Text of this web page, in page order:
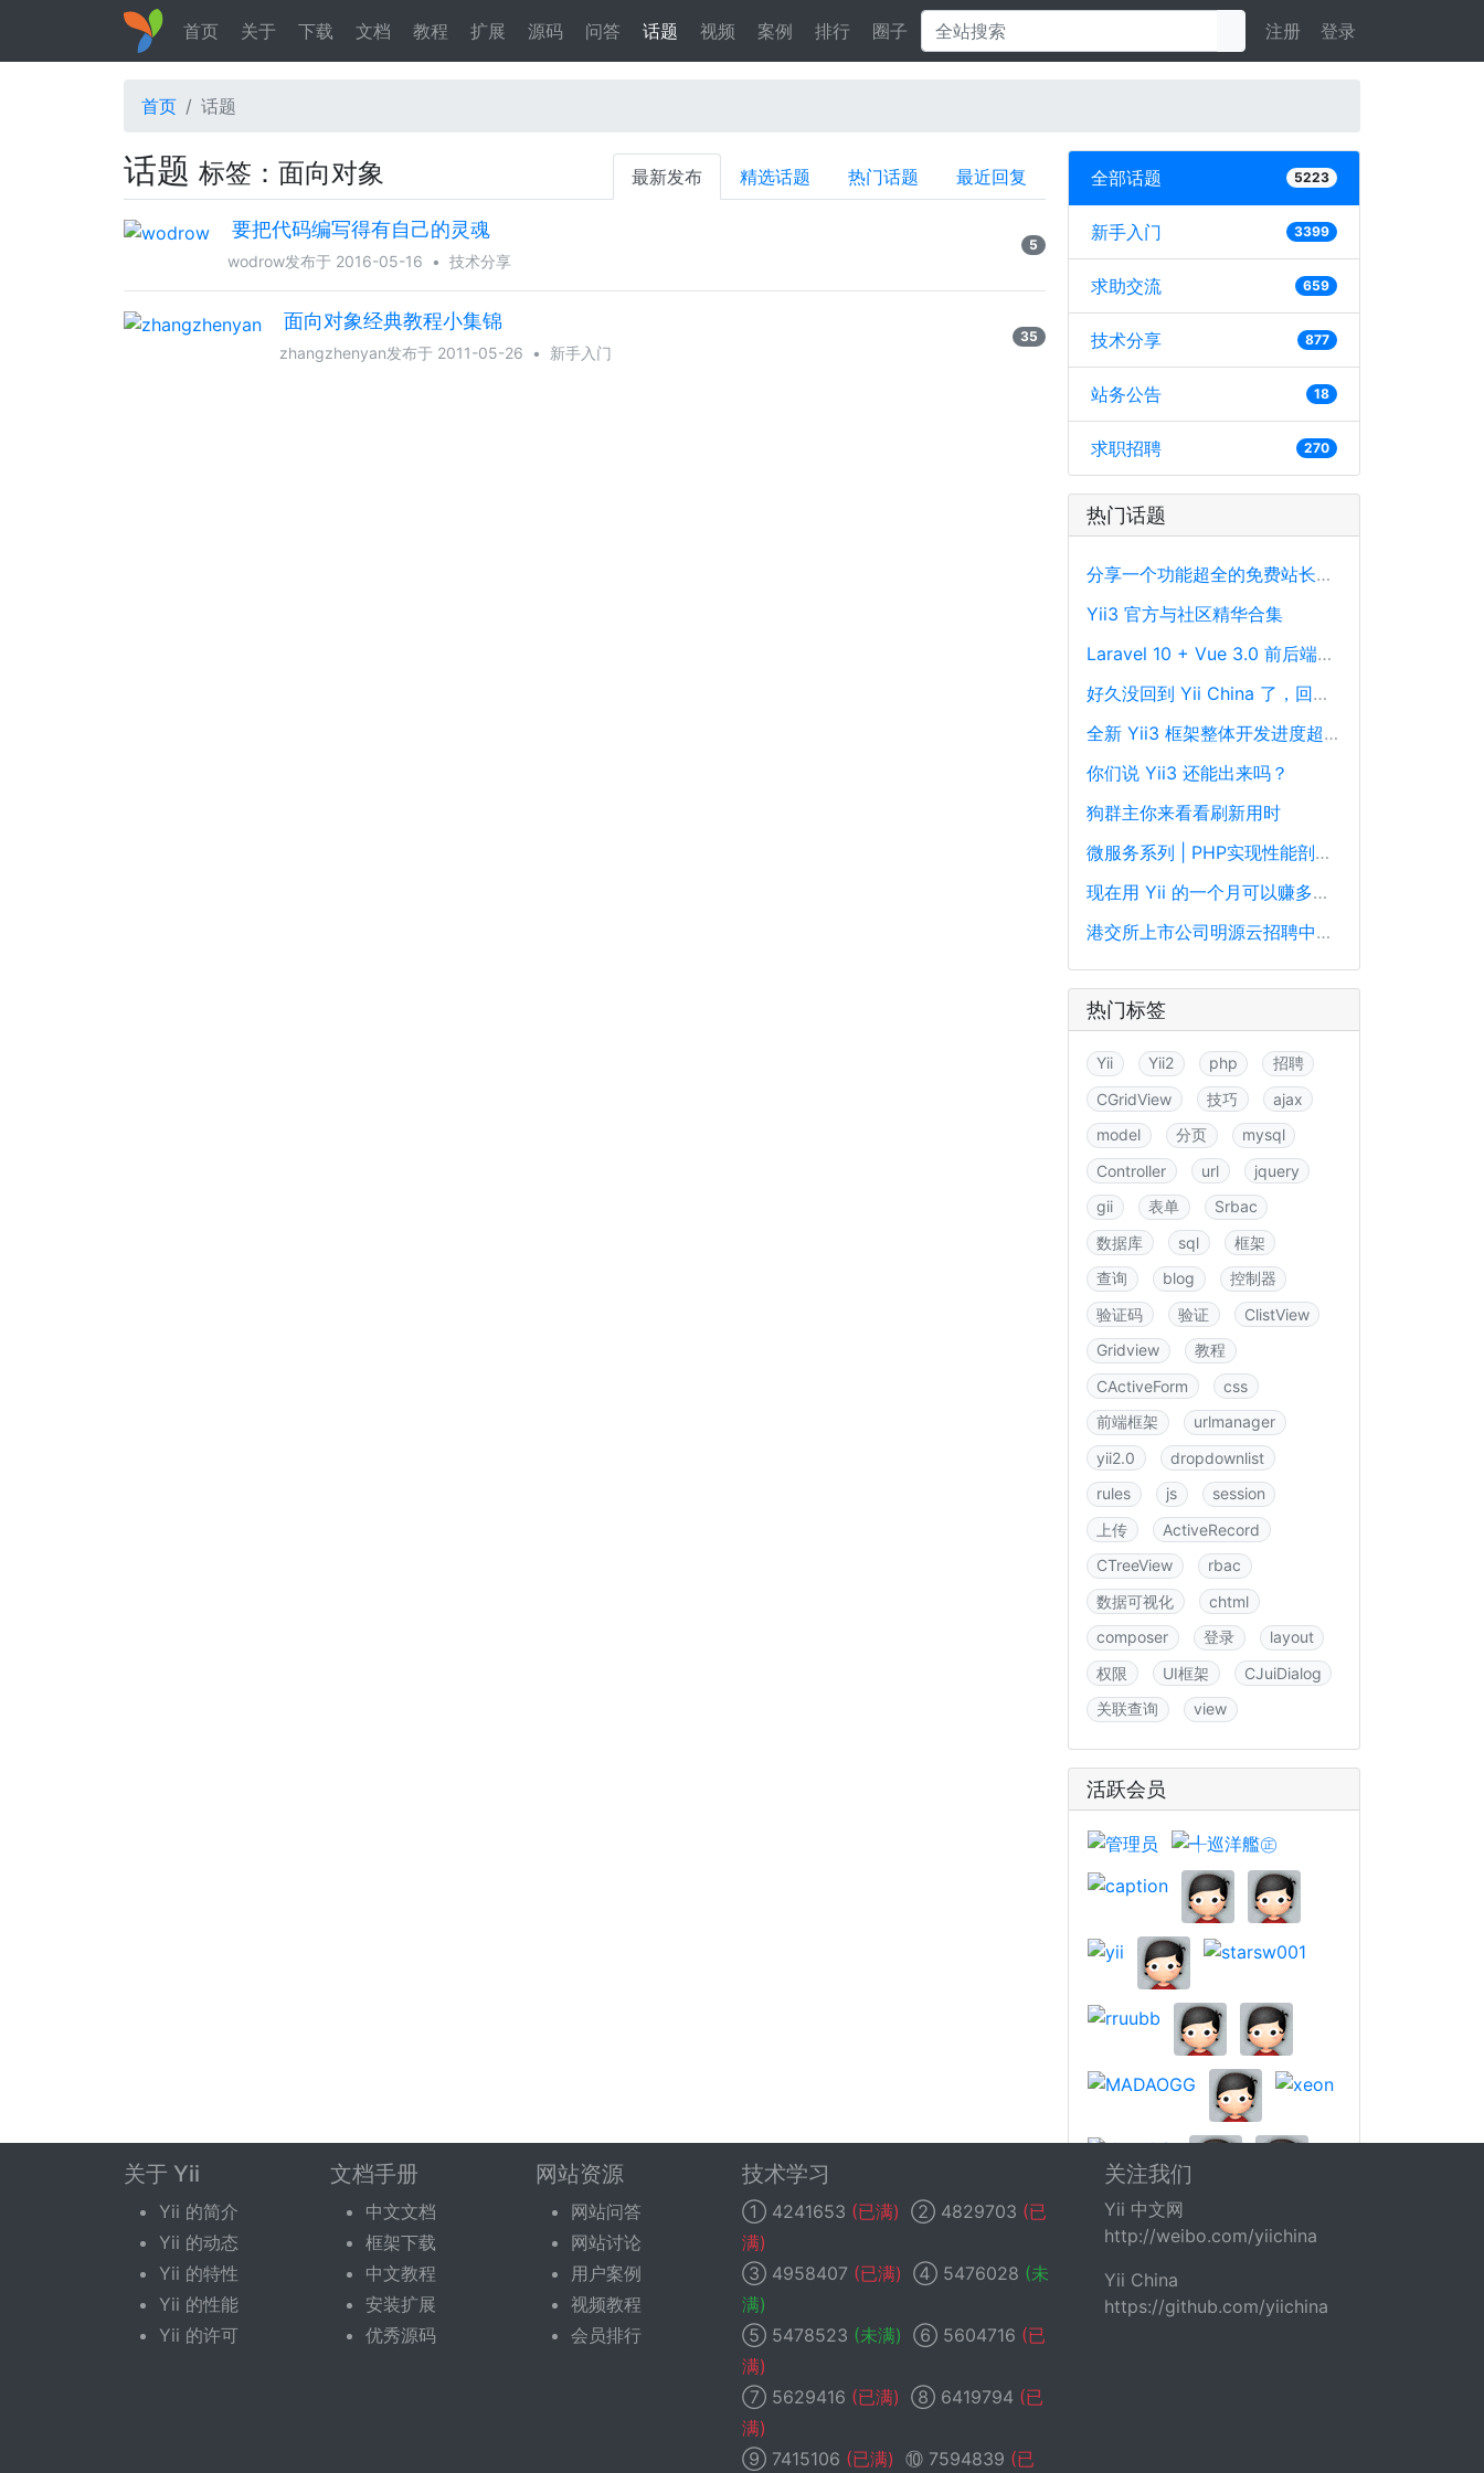
首页 关于 下载 文档 教程 扩展 源码 问答 话题 视频 案例 排行 圈子 注册 登录
首页 话题
话题 标签：面向对象 最新发布 精选话题 热门话题 最近回复
要把代码编写得有自己的灵魂
wodrow发布于 2016-05-16 • 技术分享
5
面向对象经典教程小集锦
zhangzhenyan发布于 2011-05-26 • 新手入门
35
全部话题 5223
新手入门 3399
求助交流 659
技术分享 877
站务公告 18
求职招聘 270
热门话题
分享一个功能超全的免费站长工具平台
Yii3 官方与社区精华合集
Laravel 10 + Vue 3.0 前后端分离框架通用后台源码
好久没回到 Yii China 了，回来冒个泡泡！
全新 Yii3 框架整体开发进度超过88%，发布在即！
你们说 Yii3 还能出来吗？
狗群主你来看看刷新用时
微服务系列 | PHP实现性能剖析、跟踪和可观察性最佳实践
现在用 Yii 的一个月可以赚多少钱？
港交所上市公司明源云招聘中高级PHP开发工程师
热门标签
Yii Yii2 php
招聘
CGridView
技巧
ajax
model
分页
mysql
Controller
url
jquery
gii
表单
Srbac
数据库
sql
框架
查询
blog
控制器
验证码
验证
ClistView
Gridview
教程
CActiveForm
css
前端框架
urlmanager
yii2.0
dropdownlist
rules
js
session
上传
ActiveRecord
CTreeView
rbac
数据可视化
chtml
composer
登录
layout
权限
UI框架
CJuiDialog
关联查询
view
活跃会员
关于 Yii
Yii 的简介
Yii 的动态
Yii 的特性
Yii 的性能
Yii 的许可
文档手册
中文文档
框架下载
中文教程
安装扩展
优秀源码
网站资源
网站问答
网站讨论
用户案例
视频教程
会员排行
技术学习
① 4241653 (已满) ② 4829703 (已
满)
③ 4958407 (已满) ④ 5476028 (未
满)
⑤ 5478523 (未满) ⑥ 5604716 (已
满)
⑦ 5629416 (已满) ⑧ 6419794 (已
满)
⑨ 7415106 (已满) ⑩ 7594839 (已
关注我们
Yii 中文网
http://weibo.com/yiichina
Yii China
https://github.com/yiichina